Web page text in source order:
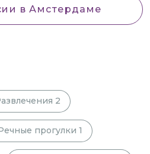
в Амстердаме
2
прогулки 1